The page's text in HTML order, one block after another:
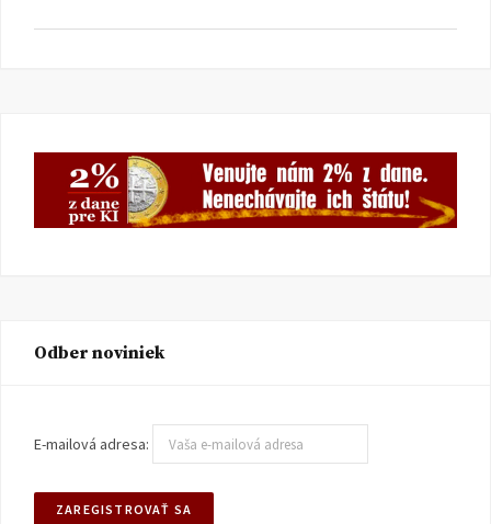
Odber noviniek
E-mailová adresa: